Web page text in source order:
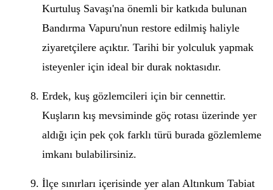
Kurtuluş Savaşı'na önemli bir katkıda bulunan
Bandırma Vapuru'nun restore edilmiş haliyle
ziyaretçilere açıktır. Tarihi bir yolculuk yapmak
isteyenler için ideal bir durak noktasıdır.
Erdek, kuş gözlemcileri için bir cennettir.
Kuşların kış mevsiminde göç rotası üzerinde yer
aldığı için pek çok farklı türü burada gözlemleme
imkanı bulabilirsiniz.
İlçe sınırları içerisinde yer alan Altınkum Tabiat